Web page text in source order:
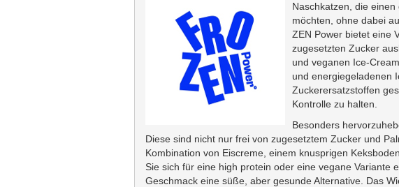
Naschkatzen, die
möchten, ohne dabei
ZEN Power bietet eine
zugesetzten Zucker
und veganen Ice-
und energiegeladenen
Zuckerersatzstoffen
Kontrolle zu halten.
Besonders
Diese sind nicht nur frei von zugesetztem Zucker und
Kombination von Eiscreme, einem knusprigen
Sie sich für eine high protein oder eine vegane Variante
Geschmack eine süße, aber gesunde Alternative. Das